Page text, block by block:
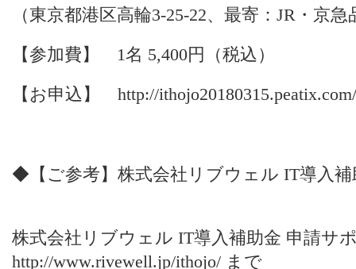
（東京都港区高輪3-25-22、最寄：JR・京
【参加費】 1名 5,400円（税込）
【お申込】 http://ithojo20180315.peatix.com/
◆【ご参考】株式会社リブウェル IT導入
株式会社リブウェル IT導入補助金 申請
http://www.rivewell.jp/ithojo/ まで